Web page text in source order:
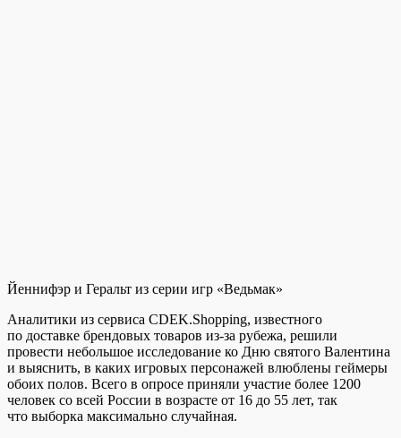
Йеннифэр и Геральт из серии игр «Ведьмак»
Аналитики из сервиса CDEK.Shopping, известного
по доставке брендовых товаров из-за рубежа, решили
провести небольшое исследование ко Дню святого Валентина
и выяснить, в каких игровых персонажей влюблены геймеры
обоих полов. Всего в опросе приняли участие более 1200
человек со всей России в возрасте от 16 до 55 лет, так
что выборка максимально случайная.